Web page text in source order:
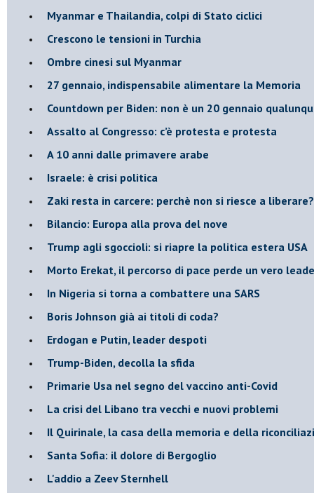
Myanmar e Thailandia, colpi di Stato ciclici
Crescono le tensioni in Turchia
Ombre cinesi sul Myanmar
27 gennaio, indispensabile alimentare la Memoria
Countdown per Biden: non è un 20 gennaio
Assalto al Congresso: c’è protesta e protesta
A 10 anni dalle primavere arabe
Israele: è crisi politica
Zaki resta in carcere: perchè non si riesce a liberare?
Bilancio: Europa alla prova del nove
Trump agli sgoccioli: si riapre la politica estera USA
Morto Erekat, il percorso di pace perde un vero
In Nigeria si torna a combattere una SARS
Boris Johnson già ai titoli di coda?
Erdogan e Putin, leader despoti
Trump-Biden, decolla la sfida
Primarie Usa nel segno del vaccino anti-Covid
La crisi del Libano tra vecchi e nuovi problemi
Il Quirinale, la casa della memoria e della
Santa Sofia: il dolore di Bergoglio
L'addio a ​Zeev Sternhell